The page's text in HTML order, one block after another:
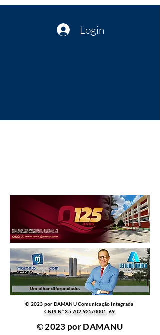
Login
© 2023 por DAMANU Comunicação Integrada
CNPJ Nº35.702.925/0001-69
© 2023 por DAMANU